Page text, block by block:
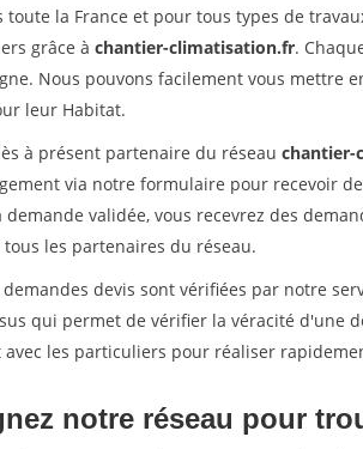
toute la France et pour tous types de
grâce à chantier-climatisation.fr.
Nous pouvons facilement vous mettre
leur Habitat.
à présent partenaire du réseau chantier-
via notre formulaire pour recevoir
demande validée, vous recevrez des
les partenaires du réseau.
devis sont vérifiées par notre
qui permet de vérifier la véracité d'une
avec les particuliers pour réaliser
notre réseau pour